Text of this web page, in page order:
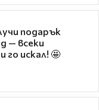
подарък
— всеки
го искал! 🤩